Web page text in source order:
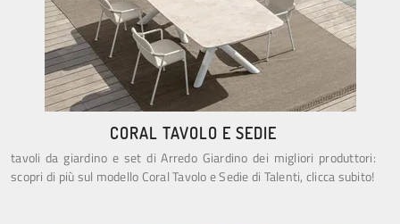
CORAL TAVOLO E SEDIE
tavoli da giardino e set di Arredo Giardino dei migliori produttori:
scopri di più sul modello Coral Tavolo e Sedie di Talenti, clicca subito!